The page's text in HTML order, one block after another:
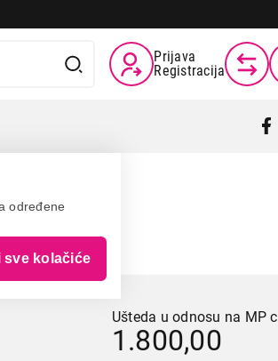
određene
sve kolačiće
Prijava
Registracija
Ušteda u odnosu na MP
1.800,00